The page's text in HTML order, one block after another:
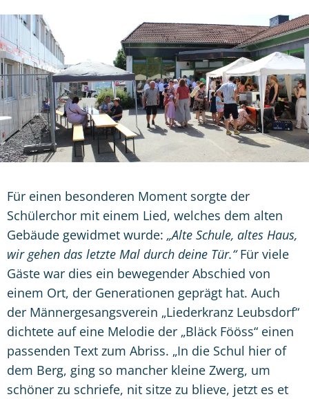
Für einen besonderen Moment sorgte der
Schülerchor mit einem Lied, welches dem alten
Gebäude gewidmet wurde: „Alte Schule, altes Haus,
wir gehen das letzte Mal durch deine Tür.“Für viele
Gäste war dies ein bewegender Abschied von
einem Ort, der Generationen geprägt hat. Auch
der Männergesangsverein „Liederkranz Leubsdorf“
dichtete auf eine Melodie der „Bläck Fööss“ einen
passenden Text zum Abriss. „In die Schul hier of
dem Berg, ging so mancher kleine Zwerg, um
schöner zu schriefe, nit sitze zu blieve, jetzt es et